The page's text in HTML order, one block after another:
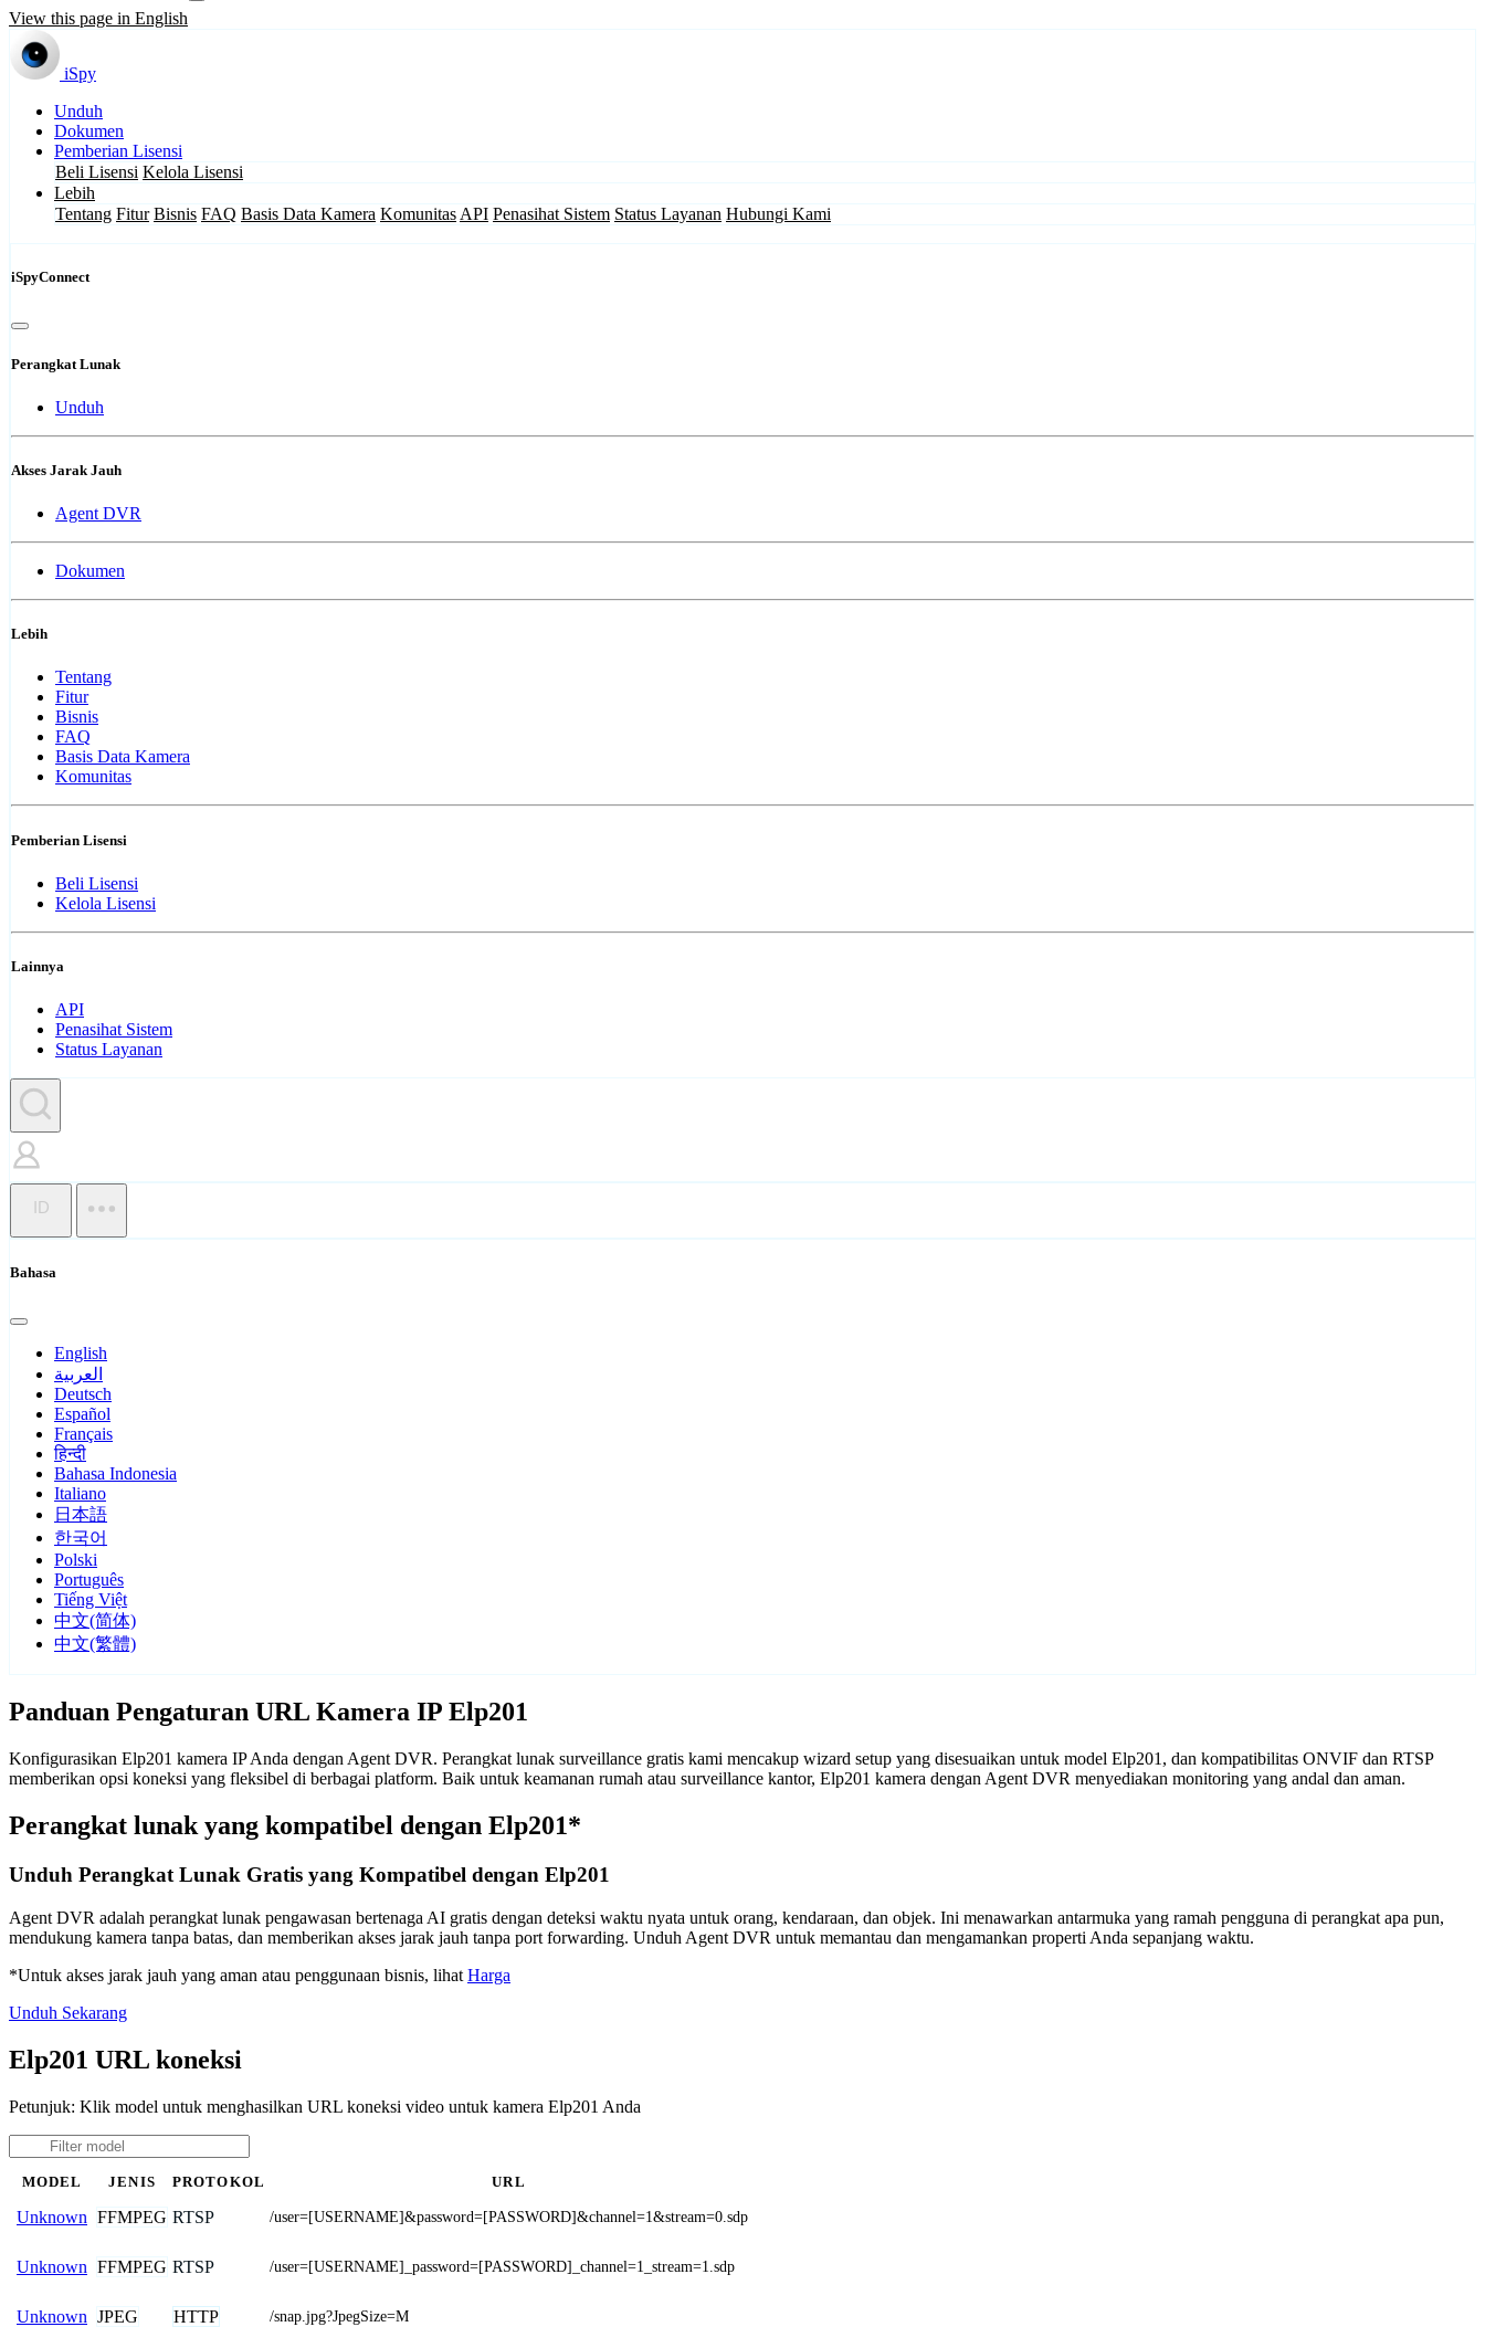
View this page in English
iSpy
Unduh
Dokumen
Pemberian Lisensi
Beli Lisensi Kelola Lisensi
Lebih
Tentang Fitur Bisnis FAQ Basis Data Kamera Komunitas API Penasihat Sistem Status Layanan Hubungi Kami
iSpyConnect
Perangkat Lunak
Unduh
Akses Jarak Jauh
Agent DVR
Dokumen
Lebih
Tentang
Fitur
Bisnis
FAQ
Basis Data Kamera
Komunitas
Pemberian Lisensi
Beli Lisensi
Kelola Lisensi
Lainnya
API
Penasihat Sistem
Status Layanan
ID
Bahasa
English
العربية
Deutsch
Español
Français
हिन्दी
Bahasa Indonesia
Italiano
日本語
한국어
Polski
Português
Tiếng Việt
中文(简体)
中文(繁體)
Panduan Pengaturan URL Kamera IP Elp201
Konfigurasikan Elp201 kamera IP Anda dengan Agent DVR. Perangkat lunak surveillance gratis kami mencakup wizard setup yang disesuaikan untuk model Elp201, dan kompatibilitas ONVIF dan RTSP
memberikan opsi koneksi yang fleksibel di berbagai platform. Baik untuk keamanan rumah atau surveillance kantor, Elp201 kamera dengan Agent DVR menyediakan monitoring yang andal dan aman.
Perangkat lunak yang kompatibel dengan Elp201*
Unduh Perangkat Lunak Gratis yang Kompatibel dengan Elp201
Agent DVR adalah perangkat lunak pengawasan bertenaga AI gratis dengan deteksi waktu nyata untuk orang, kendaraan, dan objek. Ini menawarkan antarmuka yang ramah pengguna di perangkat apa pun,
mendukung kamera tanpa batas, dan memberikan akses jarak jauh tanpa port forwarding. Unduh Agent DVR untuk memantau dan mengamankan properti Anda sepanjang waktu.
*Untuk akses jarak jauh yang aman atau penggunaan bisnis, lihat Harga
Unduh Sekarang
Elp201 URL koneksi
Petunjuk: Klik model untuk menghasilkan URL koneksi video untuk kamera Elp201 Anda
MODEL JENIS PROTOKOL URL
Unknown FFMPEG RTSP /user=[USERNAME]&password=[PASSWORD]&channel=1&stream=0.sdp
Unknown FFMPEG RTSP /user=[USERNAME]_password=[PASSWORD]_channel=1_stream=1.sdp
Unknown JPEG HTTP /snap.jpg?JpegSize=M